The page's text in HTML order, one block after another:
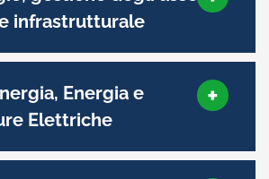
infrastrutturale
Energia e
Elettriche